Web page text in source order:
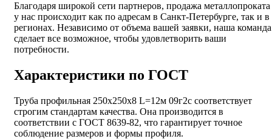
Благодаря широкой сети партнеров, продажа металлопроката
у нас происходит как по адресам в Санкт-Петербурге, так и в
регионах. Независимо от объема вашей заявки, наша команда
сделает все возможное, чтобы удовлетворить ваши
потребности.
Характеристики по ГОСТ
Труба профильная 250х250х8 L=12м 09г2с соответствует
строгим стандартам качества. Она производится в
соответствии с ГОСТ 8639-82, что гарантирует точное
соблюдение размеров и формы профиля.